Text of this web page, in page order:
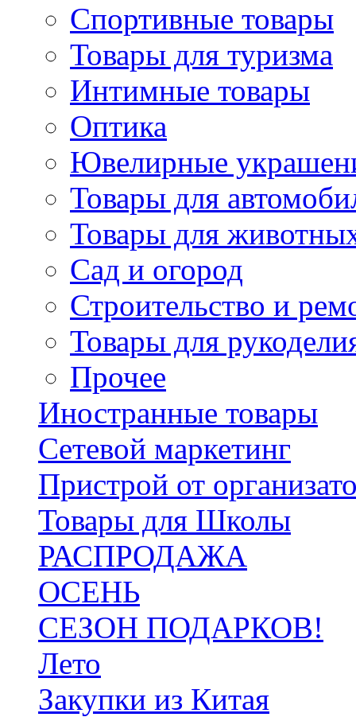
Спортивные товары
Товары для туризма
Интимные товары
Оптика
Ювелирные
Товары для
Товары для
Сад и огород
Строительство и
Товары для
Прочее
Иностранные товары
Сетевой маркетинг
Пристрой от
Товары для Школы
РАСПРОДАЖА
ОСЕНЬ
СЕЗОН ПОДАРКОВ!
Лето
Закупки из Китая